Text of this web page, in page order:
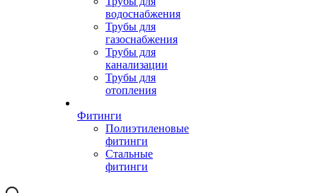
водоснабжения
Трубы для
газоснабжения
Трубы для
канализации
Трубы для
отопления
Фитинги
Полиэтиленовые
фитинги
Стальные
фитинги